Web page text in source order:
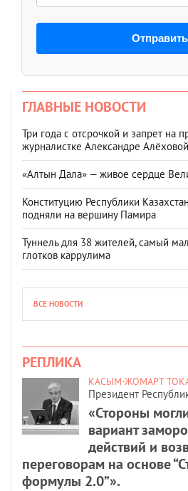
Отправить
ГЛАВНЫЕ НОВОСТИ
Три года с отсрочкой и запрет на
журналистке Александре Алёховой
«Алтын Дала» — живое сердце
Конституцию Республики
подняли на вершину Памира
Туннель для 38 жителей, самый
глотков каррулима
ВСЕ НОВОСТИ
РЕПЛИКА
КАСЫМ-ЖОМАРТ
Президент
«Стороны
вариант
действий и
переговорам на основе
формулы 2.0”».